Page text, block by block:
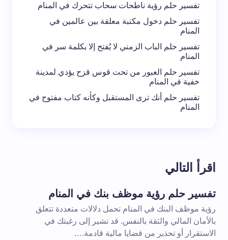
تفسير حلم رؤية ناطحات سحاب تتحرك في المنام
تفسير حلم دخول مكتبة معلقة بين عالمين في
المنام
تفسير حلم الباب الزمني لا يُفتح إلا بكلمة سر في
المنام
تفسير حلم العبور من تحت قوس قزح يؤدي لمدينة
خفية في المنام
تفسير حلم أنك ترى المستقبل وكأنه كتاب مفتوح في
المنام
اقرأ التالي
تفسير حلم رؤية موظف بنك في المنام
رؤية موظف البنك في المنام تحمل دلالات متعددة تتعلق
بالأمان المالي والثقة بالنفس. قد تشير إلى رغبتك في
الاستقرار أو تحذير من قضايا مالية قادمة.…